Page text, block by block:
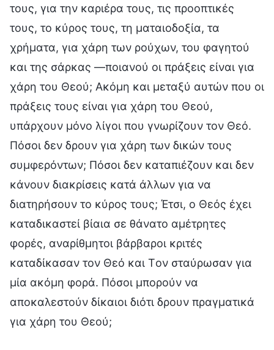
τους, για την καριέρα τους, τις προοπτικές
τους, το κύρος τους, τη ματαιοδοξία, τα
χρήματα, για χάρη των ρούχων, του φαγητού
και της σάρκας —ποιανού οι πράξεις είναι για
χάρη του Θεού; Ακόμη και μεταξύ αυτών που οι
πράξεις τους είναι για χάρη του Θεού,
υπάρχουν μόνο λίγοι που γνωρίζουν τον Θεό.
Πόσοι δεν δρουν για χάρη των δικών τους
συμφερόντων; Πόσοι δεν καταπιέζουν και δεν
κάνουν διακρίσεις κατά άλλων για να
διατηρήσουν το κύρος τους; Έτσι, ο Θεός έχει
καταδικαστεί βίαια σε θάνατο αμέτρητες
φορές, αναρίθμητοι βάρβαροι κριτές
καταδίκασαν τον Θεό και Tον σταύρωσαν για
μία ακόμη φορά. Πόσοι μπορούν να
αποκαλεστούν δίκαιοι διότι δρουν πραγματικά
για χάρη του Θεού;